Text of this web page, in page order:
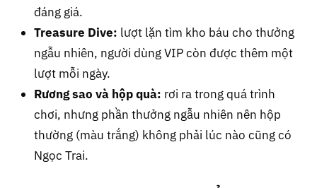
đáng giá.
Treasure Dive: lượt lặn tìm kho báu cho thưởng
ngẫu nhiên, người dùng VIP còn được thêm một
lượt mỗi ngày.
Rương sao và hộp quà: rơi ra trong quá trình
chơi, nhưng phần thưởng ngẫu nhiên nên hộp
thường (màu trắng) không phải lúc nào cũng có
Ngọc Trai.